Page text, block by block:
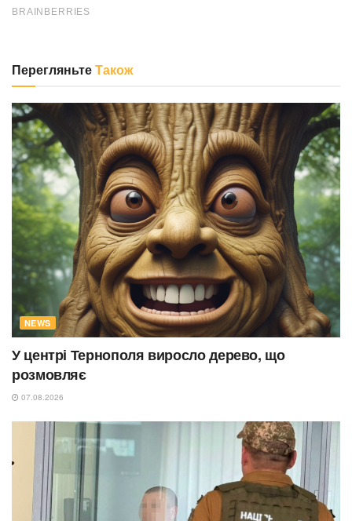
ПерегляньтеТакож
NEWS
У центрі Тернополя виросло дерево, що
розмовляє
07.08.2026